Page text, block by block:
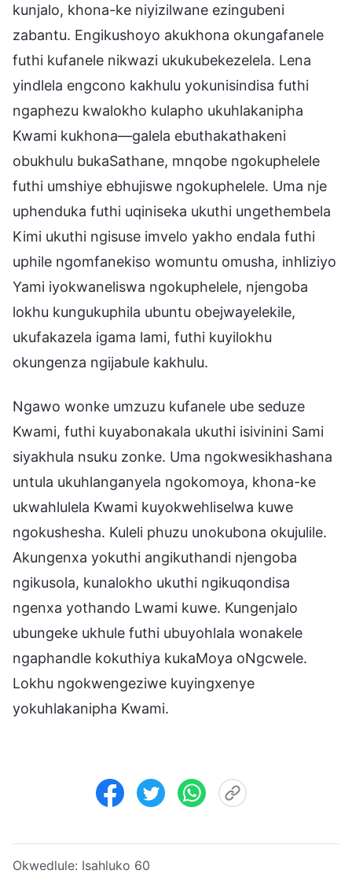
kunjalo, khona-ke niyizilwane ezingubeni
zabantu. Engikushoyo akukhona okungafanele
futhi kufanele nikwazi ukukubekezelela. Lena
yindlela engcono kakhulu yokunisindisa futhi
ngaphezu kwalokho kulapho ukuhlakanipha
Kwami kukhona—galela ebuthakathakeni
obukhulu bukaSathane, mnqobe ngokuphelele
futhi umshiye ebhujiswe ngokuphelele. Uma nje
uphenduka futhi uqiniseka ukuthi ungethembela
Kimi ukuthi ngisuse imvelo yakho endala futhi
uphile ngomfanekiso womuntu omusha, inhliziyo
Yami iyokwaneliswa ngokuphelele, njengoba
lokhu kungukuphila ubuntu obejwayelekile,
ukufakazela igama lami, futhi kuyilokhu
okungenza ngijabule kakhulu.
Ngawo wonke umzuzu kufanele ube seduze
Kwami, futhi kuyabonakala ukuthi isivinini Sami
siyakhula nsuku zonke. Uma ngokwesikhashana
untula ukuhlanganyela ngokomoya, khona-ke
ukwahlulela Kwami kuyokwehliselwa kuwe
ngokushesha. Kuleli phuzu unokubona okujulile.
Akungenxa yokuthi angikuthandi njengoba
ngikusola, kunalokho ukuthi ngikuqondisa
ngenxa yothando Lwami kuwe. Kungenjalo
ubungeke ukhule futhi ubuyohlala wonakele
ngaphandle kokuthiya kukaMoya oNgcwele.
Lokhu ngokwengeziwe kuyingxenye
yokuhlakanipha Kwami.
Okwedlule: Isahluko 60